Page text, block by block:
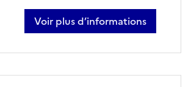
Voir plus d’informations
sur franck toussaint